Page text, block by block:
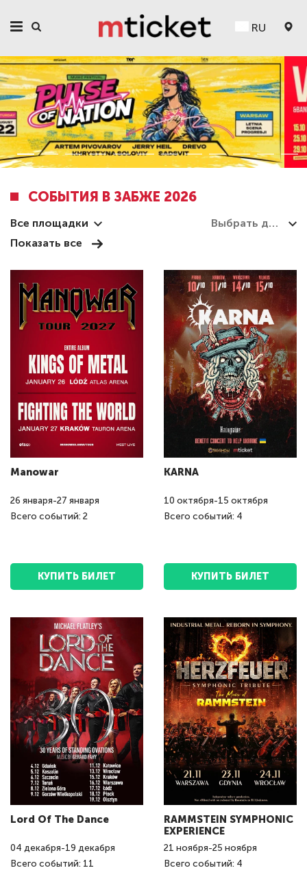
RU
СОБЫТИЯ В ЗАБЖЕ 2026
Все площадки
Показать все
Manowar
26 января-27 января
Всего событий: 2
КУПИТЬ БИЛЕТ
KARNA
10 октября-15 октября
Всего событий: 4
КУПИТЬ БИЛЕТ
Lord Of The Dance
04 декабря-19 декабря
Всего событий: 11
RAMMSTEIN SYMPHONIC
EXPERIENCE
21 ноября-25 ноября
Всего событий: 4